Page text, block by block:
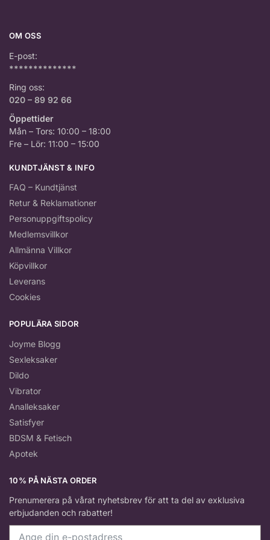
OM OSS
E-post:
**************
Ring oss:
020 – 89 92 66
Öppettider
Mån – Tors: 10:00 – 18:00
Fre – Lör: 11:00 – 15:00
KUNDTJÄNST & INFO
FAQ – Kundtjänst
Retur & Reklamationer
Personuppgiftspolicy
Medlemsvillkor
Allmänna Villkor
Köpvillkor
Leverans
Cookies
POPULÄRA SIDOR
Joyme Blogg
Sexleksaker
Dildo
Vibrator
Analleksaker
Satisfyer
BDSM & Fetisch
Apotek
10% PÅ NÄSTA ORDER
Prenumerera på vårat nyhetsbrev för att ta del av exklusiva
erbjudanden och rabatter!